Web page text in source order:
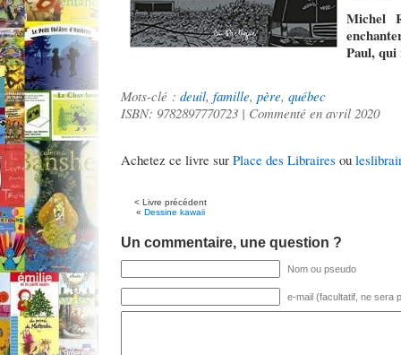
Michel
Paul,
Mots-clé : deuil, famille, père, québec
ISBN: 9782897770723 | Commenté en avril 2020
Achetez ce livre sur Place des Libraires ou
< Livre précédent
« Dessine kawaii
Un commentaire, une question ?
Nom ou pseudo
e-mail (facultatif, ne sera